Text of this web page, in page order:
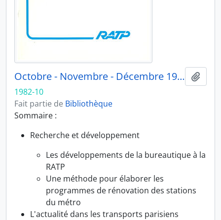
Octobre - Novembre - Décembre 1982
1982-10
Fait partie de Bibliothèque
Sommaire :
Recherche et développement
Les développements de la bureautique à la
RATP
Une méthode pour élaborer les
programmes de rénovation des stations
du métro
L'actualité dans les transports parisiens